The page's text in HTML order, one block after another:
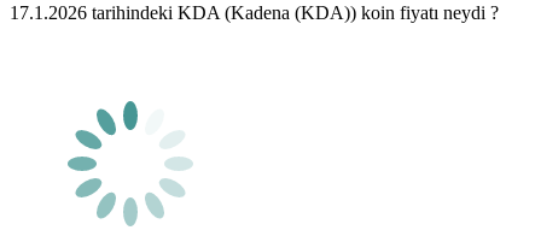
17.1.2026 tarihindeki KDA (Kadena (KDA)) koin fiyatı neydi ?